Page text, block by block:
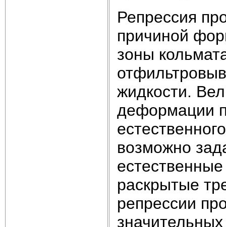
Репрессия
причиной
зоны
жидкости.
деформации
возможно
раскрытые
репрессии